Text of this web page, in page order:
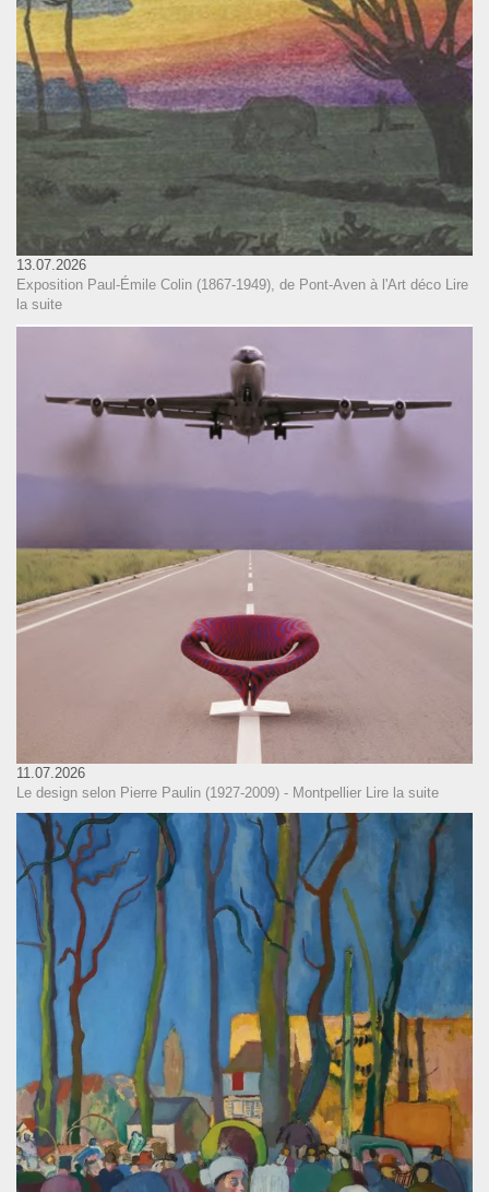
13.07.2026
Exposition Paul-Émile Colin (1867-1949), de Pont-Aven à l'Art déco Lire
la suite
11.07.2026
Le design selon Pierre Paulin (1927-2009) - Montpellier Lire la suite